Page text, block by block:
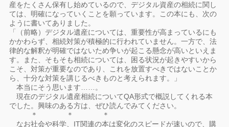
産をたくさん保有し始めているので、デジタル資産の相続に関し
ては、明確になっていくことを願っています。この本にも、次の
ように書いてありました。
「（前略）デジタル遺産については、重要性が高まっているにも
かかわらず、相続対策が積極的に行われていません。一方で、法
律的な解釈が明確ではないため争いが起こる懸念が高いといえま
す。また、そもそも相続については、困る状況が起きやすいから
こそ、対策が重要なのであり、これを放置すべきではないことか
ら、十分な対策を講じるべきものと考えられます。」
本当にそう思います……。
現在のデジタル遺産相続についてQA形式で概説してくれる本
でした。興味のある方は、ぜひ読んでみてください。
＊ ＊ ＊
なお社会や科学、IT関連の本は変化のスピードが速いので、購